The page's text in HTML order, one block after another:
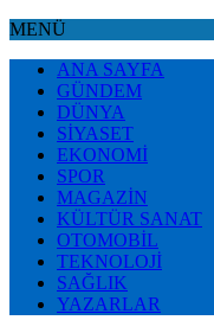
MENÜ
ANA SAYFA
GÜNDEM
DÜNYA
SİYASET
EKONOMİ
SPOR
MAGAZİN
KÜLTÜR SANAT
OTOMOBİL
TEKNOLOJİ
SAĞLIK
YAZARLAR